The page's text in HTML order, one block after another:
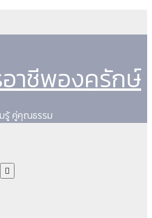
าชีพองครักษ์
รู้ คู่คุณธรรม